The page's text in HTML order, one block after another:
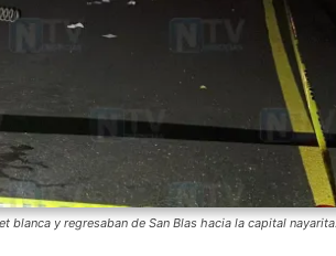
y regresaban de San Blas hacia la capital nayarita.